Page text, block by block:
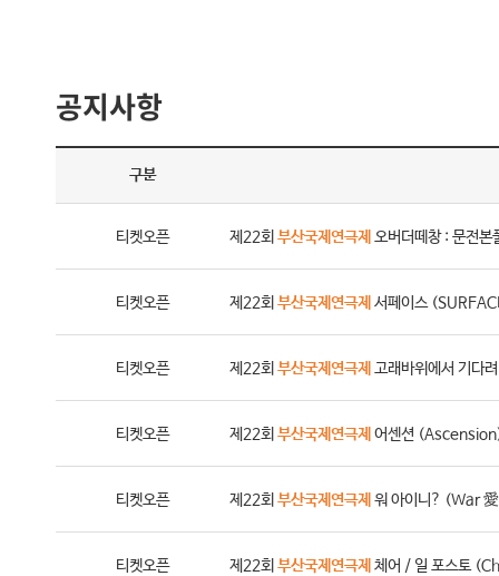
공지사항
구분
티켓오픈 제22회 부산국제연극제 오버더떼창 : 문전
티켓오픈 제22회 부산국제연극제 서페이스
티켓오픈 제22회 부산국제연극제 고래바위에서 기다
티켓오픈 제22회 부산국제연극제 어센션
티켓오픈 제22회 부산국제연극제 워 아이니? (War
티켓오픈 제22회 부산국제연극제 체어 / 일 포스토